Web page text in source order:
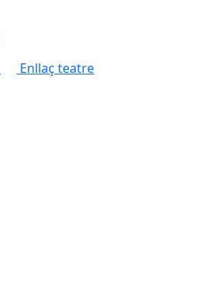
Enllaç teatre